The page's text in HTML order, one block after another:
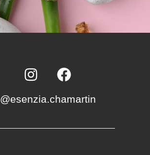
@esenzia.chamartin